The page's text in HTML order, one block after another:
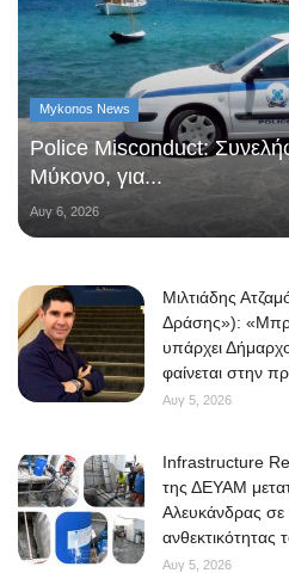
Mykonos News
Police Misconduct:
Μύκονο, για...
Αυγ 6, 2026
Μιλτιάδης
Δράσης»):
υπάρχει
φαίνεται στην
Αυγ 5, 2026
Infrastructure
της ΔΕΥΑΜ
Αλευκάνδρας
ανθεκτικότητας
Αυγ 5, 2026